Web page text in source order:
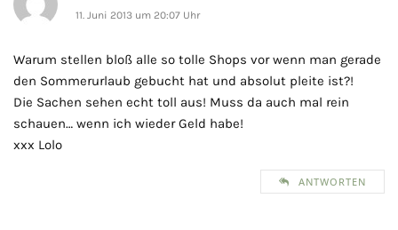
11. Juni 2013 um 20:07 Uhr
Warum stellen bloß alle so tolle Shops vor wenn man gerade
den Sommerurlaub gebucht hat und absolut pleite ist?!
Die Sachen sehen echt toll aus! Muss da auch mal rein
schauen… wenn ich wieder Geld habe!
xxx Lolo
ANTWORTEN